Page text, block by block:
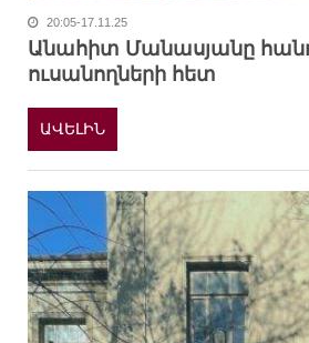
20:05-17.11.25
Անահիտ Մանասյանը
ուսանողների հետ
ԱՎԵԼԻՆ